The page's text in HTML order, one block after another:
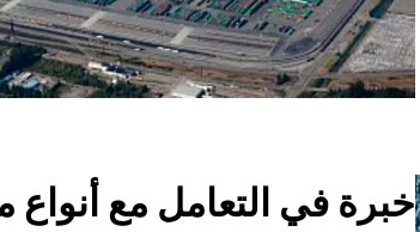
خبرة في التعامل مع أنواع